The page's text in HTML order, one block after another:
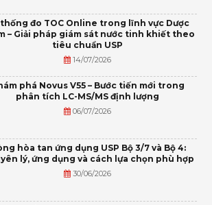
thống đo TOC Online trong lĩnh vực Dược
– Giải pháp giám sát nước tinh khiết theo
tiêu chuẩn USP
14/07/2026
phá Novus V55 – Bước tiến mới trong
phân tích LC-MS/MS định lượng
06/07/2026
hòa tan ứng dụng USP Bộ 3/7 và Bộ 4:
lý, ứng dụng và cách lựa chọn phù hợp
30/06/2026